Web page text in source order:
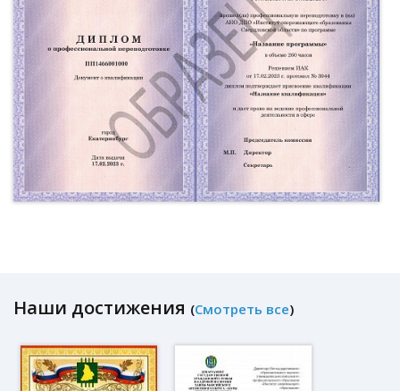
Наши достижения (Смотреть все)